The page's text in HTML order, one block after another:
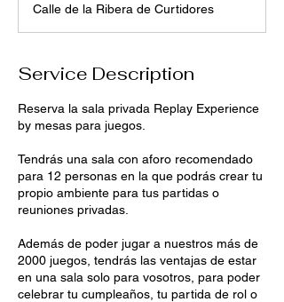
Calle de la Ribera de Curtidores
Service Description
Reserva la sala privada Replay Experience
by mesas para juegos.
Tendrás una sala con aforo recomendado
para 12 personas en la que podrás crear tu
propio ambiente para tus partidas o
reuniones privadas.
Además de poder jugar a nuestros más de
2000 juegos, tendrás las ventajas de estar
en una sala solo para vosotros, para poder
celebrar tu cumpleaños, tu partida de rol o